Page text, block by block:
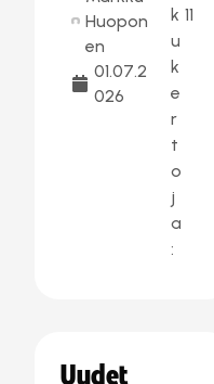
Huopon
en
01.07.2
026
k
u
k
e
r
t
o
j
a
:
11
Uudet